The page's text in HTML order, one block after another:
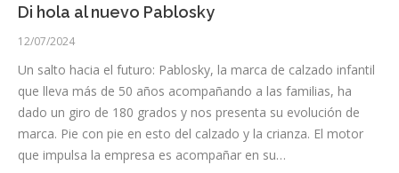
Di hola al nuevo Pablosky
12/07/2024
Un salto hacia el futuro: Pablosky, la marca de calzado infantil
que lleva más de 50 años acompañando a las familias, ha
dado un giro de 180 grados y nos presenta su evolución de
marca. Pie con pie en esto del calzado y la crianza. El motor
que impulsa la empresa es acompañar en su…